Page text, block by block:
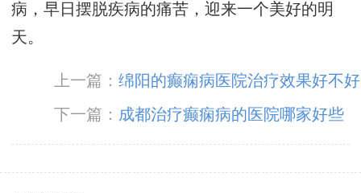
病，早日摆脱疾病的痛苦，迎来一个美好的明
天。
上一篇：绵阳的癫痫病医院治疗效果好不好
下一篇： 成都治疗癫痫病的医院哪家好些